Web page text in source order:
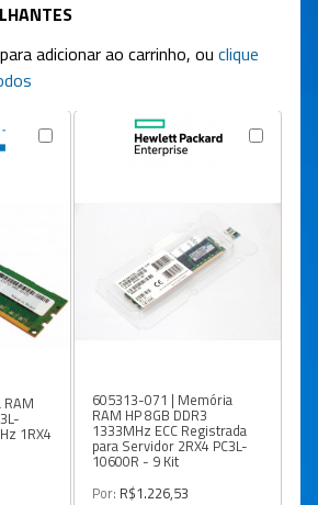
adicionar ao carrinho, ou clique
1RX4
605313-071 | Memória
RAM HP 8GB DDR3
1333MHz ECC Registrada
para Servidor 2RX4 PC3L-
10600R - 9 Kit
Por: R$1.226,53